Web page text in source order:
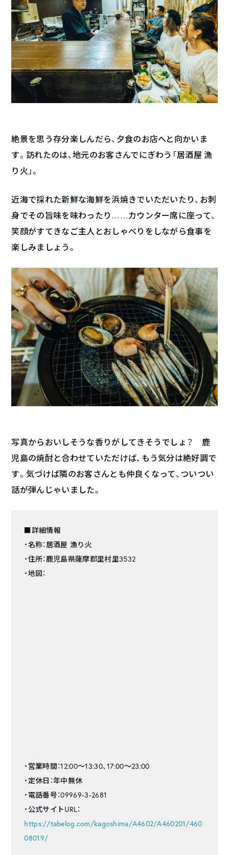
絶景を思う存分楽しんだら、夕食のお店へと向かいま
す。訪れたのは、地元のお客さんでにぎわう「居酒屋 漁
り火」。
近海で採れた新鮮な海鮮を浜焼きでいただいたり、お刺
身でその旨味を味わったり……カウンター席に座って、
笑顔がすてきなご主人とおしゃべりをしながら食事を
楽しみましょう。
写真からおいしそうな香りがしてきそうでしょ？ 鹿
児島の焼酎と合わせていただけば、もう気分は絶好調で
す。気づけば隣のお客さんとも仲良くなって、ついつい
話が弾んじゃいました。
■詳細情報
・名称：居酒屋 漁り火
・住所：鹿児島県薩摩郡里村里3532
・地図：
・営業時間：12:00～13:30、17:00～23:00
・定休日：年中無休
・電話番号：09969-3-2681
・公式サイトURL：
https://tabelog.com/kagoshima/A4602/A460201/460
08019/